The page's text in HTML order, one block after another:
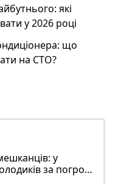
які
у 2026 році
що
на СТО?
у
за погром